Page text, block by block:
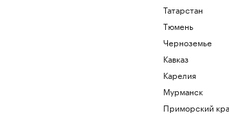
Татарстан
Тюмень
Черноземье
Кавказ
Карелия
Мурманск
Приморский